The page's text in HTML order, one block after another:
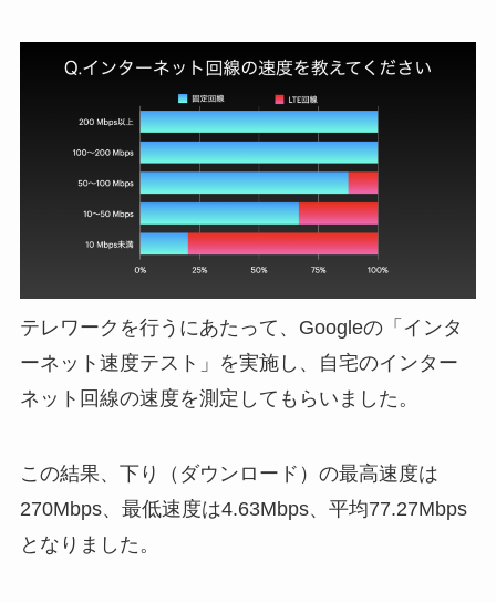
テレワークを行うにあたって、Googleの「インタ
ーネット速度テスト」を実施し、自宅のインター
ネット回線の速度を測定してもらいました。
この結果、下り（ダウンロード）の最高速度は
270Mbps、最低速度は4.63Mbps、平均77.27Mbps
となりました。